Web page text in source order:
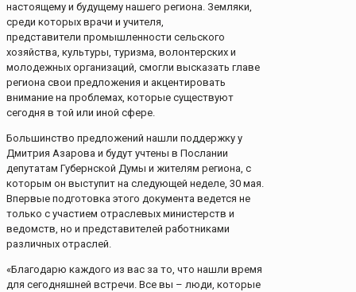
настоящему и будущему нашего региона. Земляки,
среди которых врачи и учителя,
представители промышленности сельского
хозяйства, культуры, туризма, волонтерских и
молодежных организаций, смогли высказать главе
региона свои предложения и акцентировать
внимание на проблемах, которые существуют
сегодня в той или иной сфере.
Большинство предложений нашли поддержку у
Дмитрия Азарова и будут учтены в Послании
депутатам Губернской Думы и жителям региона, с
которым он выступит на следующей неделе, 30 мая.
Впервые подготовка этого документа ведется не
только с участием отраслевых министерств и
ведомств, но и представителей работниками
различных отраслей.
«Благодарю каждого из вас за то, что нашли время
для сегодняшней встречи. Все вы – люди, которые